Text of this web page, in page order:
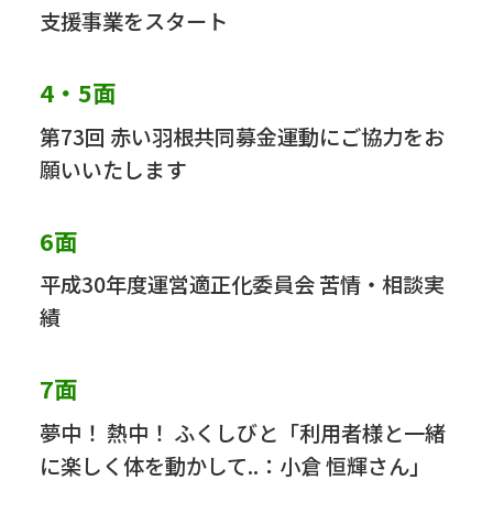
支援事業をスタート
4・5面
第73回 赤い羽根共同募金運動にご協力をお
願いいたします
6面
平成30年度運営適正化委員会 苦情・相談実
績
7面
夢中！ 熱中！ ふくしびと「利用者様と一緒
に楽しく体を動かして..：小倉 恒輝さん」